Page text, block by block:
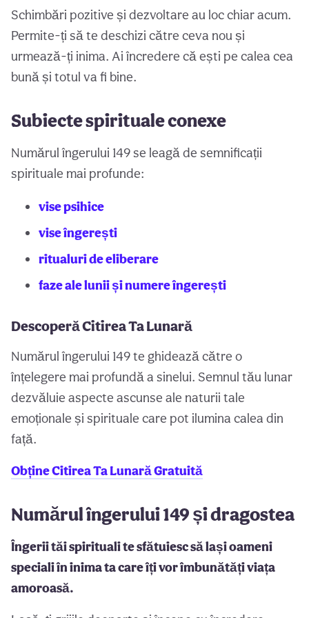
Schimbări pozitive și dezvoltare au loc chiar acum.
Permite-ți să te deschizi către ceva nou și
urmează-ți inima. Ai încredere că ești pe calea cea
bună și totul va fi bine.
Subiecte spirituale conexe
Numărul îngerului 149 se leagă de semnificații
spirituale mai profunde:
vise psihice
vise îngerești
ritualuri de eliberare
faze ale lunii și numere îngerești
Descoperă Citirea Ta Lunară
Numărul îngerului 149 te ghidează către o
înțelegere mai profundă a sinelui. Semnul tău lunar
dezvăluie aspecte ascunse ale naturii tale
emoționale și spirituale care pot ilumina calea din
față.
Obține Citirea Ta Lunară Gratuită
Numărul îngerului 149 și dragostea
Îngerii tăi spirituali te sfătuiesc să lași oameni
speciali în inima ta care îți vor îmbunătăți viața
amoroasă.